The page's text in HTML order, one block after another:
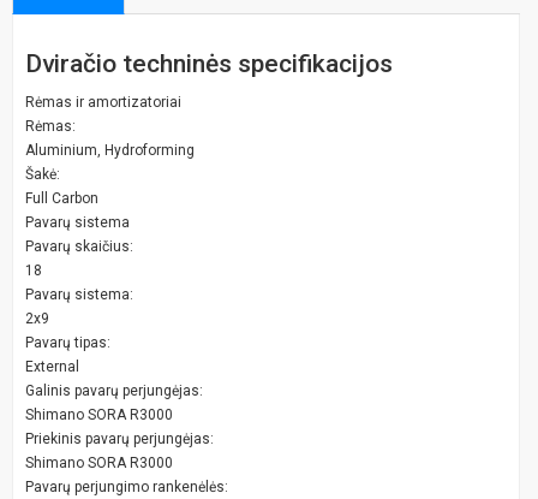
Dviračio techninės specifikacijos
Rėmas ir amortizatoriai
Rėmas:
Aluminium, Hydroforming
Šakė:
Full Carbon
Pavarų sistema
Pavarų skaičius:
18
Pavarų sistema:
2x9
Pavarų tipas:
External
Galinis pavarų perjungėjas:
Shimano SORA R3000
Priekinis pavarų perjungėjas:
Shimano SORA R3000
Pavarų perjungimo rankenėlės: